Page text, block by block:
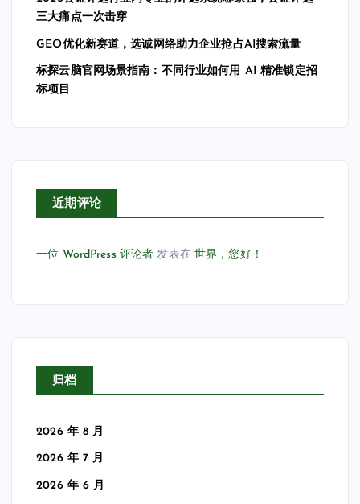
三大痛点一次击穿
GEO优化新赛道，选诚网络助力企业抢占AI搜索流量
标探云脑官网场景指南：不同行业如何用 AI 精准锁定招
标项目
近期评论
一位 WordPress 评论者 发表在世界，您好！
归档
2026 年 8 月
2026 年 7 月
2026 年 6 月